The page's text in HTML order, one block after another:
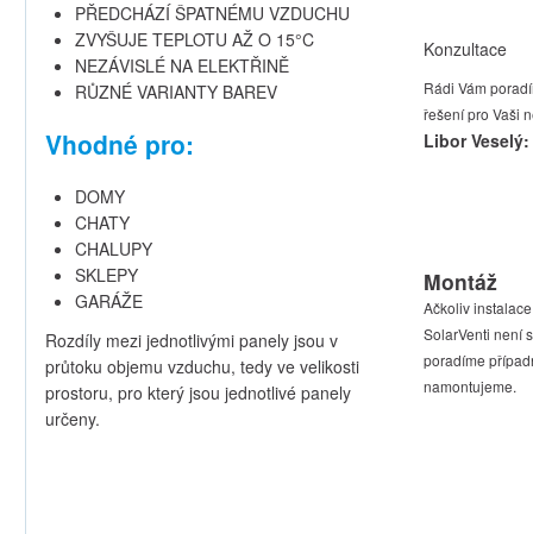
PŘEDCHÁZÍ ŠPATNÉMU VZDUCHU
ZVYŠUJE TEPLOTU AŽ O 15°C
NEZÁVISLÉ NA ELEKTŘINĚ
RŮZNÉ VARIANTY BAREV
Vhodné pro:
DOMY
CHATY
CHALUPY
SKLEPY
GARÁŽE
Rozdíly mezi jednotlivými panely jsou v
průtoku objemu vzduchu, tedy ve velikosti
prostoru, pro který jsou jednotlivé panely
určeny.
Konzultace
Rádi Vám
řešení pro Vaši
Libor Veselý:
Montáž
Ačkoliv
SolarVenti není
poradíme
namontujeme.